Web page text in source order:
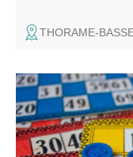
THORAME-
Soirée Bingo au
lots insolites autour